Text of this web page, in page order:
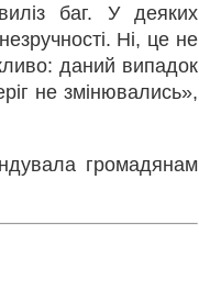
баг. У деяких
Ні, це не
даний випадок
не змінювались»,
громадянам